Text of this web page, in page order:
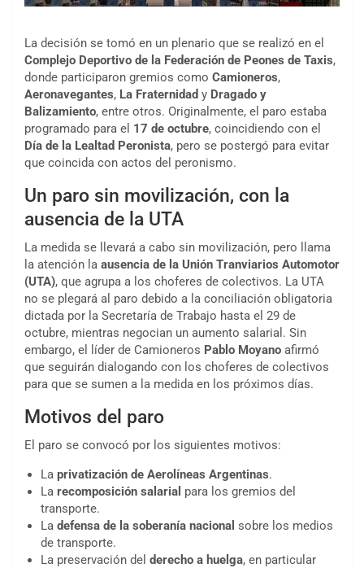
La decisión se tomó en un plenario que se realizó en el
Complejo Deportivo de la Federación de Peones de Taxis,
donde participaron gremios como Camioneros,
Aeronavegantes, La Fraternidad y Dragado y
Balizamiento, entre otros. Originalmente, el paro estaba
programado para el 17 de octubre, coincidiendo con el
Día de la Lealtad Peronista, pero se postergó para evitar
que coincida con actos del peronismo.
Un paro sin movilización, con la
ausencia de la UTA
La medida se llevará a cabo sin movilización, pero llama
la atención la ausencia de la Unión Tranviarios Automotor
(UTA), que agrupa a los choferes de colectivos. La UTA
no se plegará al paro debido a la conciliación obligatoria
dictada por la Secretaría de Trabajo hasta el 29 de
octubre, mientras negocian un aumento salarial. Sin
embargo, el líder de Camioneros Pablo Moyano afirmó
que seguirán dialogando con los choferes de colectivos
para que se sumen a la medida en los próximos días.
Motivos del paro
El paro se convocó por los siguientes motivos:
La privatización de Aerolíneas Argentinas.
La recomposición salarial para los gremios del
transporte.
La defensa de la soberanía nacional sobre los medios
de transporte.
La preservación del derecho a huelga, en particular